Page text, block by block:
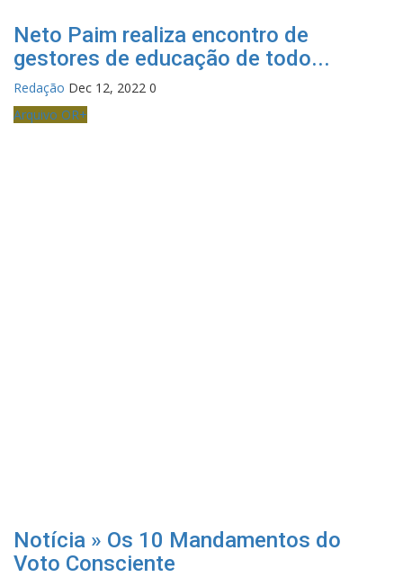
Neto Paim realiza encontro de
gestores de educação de todo...
Redação Dec 12, 2022 0
Arquivo OR+
Notícia » Os 10 Mandamentos do
Voto Consciente